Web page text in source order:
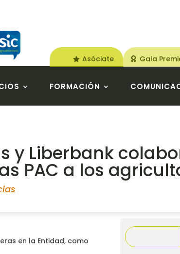
Asóciate Gala
FORMACIÓN
y Liberbank
PAC a los
en la Entidad, como